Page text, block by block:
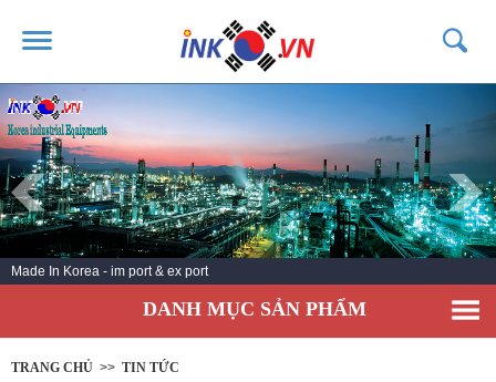
TRANG CHỦ
GIỚI THIỆU
SẢN PHẨM
DỊCH VỤ
TIN TỨC
KHÁCH HÀNG
Made In Korea - im port & ex port
DANH MỤC SẢN PHẨM
TRANG CHỦ >> TIN TỨC